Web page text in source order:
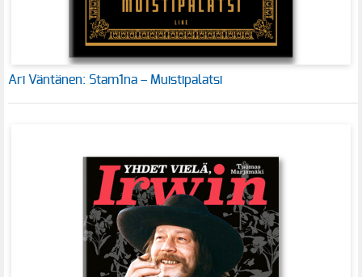
Ari Väntänen: Stam1na – Muistipalatsi